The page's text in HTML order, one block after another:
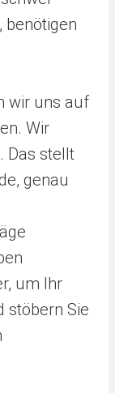
benötigen
wir uns auf
Wir
Das stellt
genau
um Ihr
stöbern Sie